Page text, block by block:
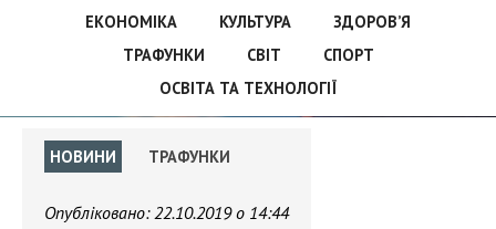
ЕКОНОМІКА
КУЛЬТУРА
ЗДОРОВ’Я
ТРАФУНКИ
СВІТ
СПОРТ
ОСВІТА ТА ТЕХНОЛОГІЇ
НОВИНИ ТРАФУНКИ
Опубліковано:22.10.2019 о 14:44